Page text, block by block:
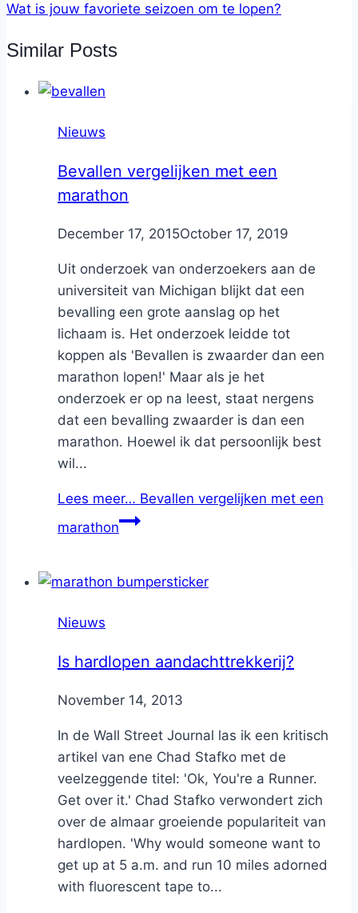
Wat is jouw favoriete seizoen om te lopen?
Similar Posts
Nieuws
Bevallen vergelijken met een
marathon
ByNicole
December 17, 2015October 17, 2019
Uit onderzoek van onderzoekers aan de
universiteit van Michigan blijkt dat een
bevalling een grote aanslag op het
lichaam is. Het onderzoek leidde tot
koppen als 'Bevallen is zwaarder dan een
marathon lopen!' Maar als je het
onderzoek er op na leest, staat nergens
dat een bevalling zwaarder is dan een
marathon. Hoewel ik dat persoonlijk best
wil...
Lees meer… Bevallen vergelijken met een
marathon
Nieuws
Is hardlopen aandachttrekkerij?
ByNicole
November 14, 2013
In de Wall Street Journal las ik een kritisch
artikel van ene Chad Stafko met de
veelzeggende titel: 'Ok, You're a Runner.
Get over it.' Chad Stafko verwondert zich
over de almaar groeiende populariteit van
hardlopen. 'Why would someone want to
get up at 5 a.m. and run 10 miles adorned
with fluorescent tape to...